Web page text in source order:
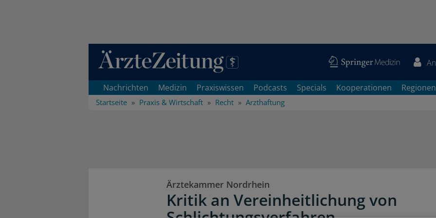
Direkt zum Inhaltsbereich
Nachrichten Medizin Praxiswissen Podcasts Specials Kooperationen Regionen
Startseite Praxis & Wirtschaft Recht Arzthaftung
Ärztekammer Nordrhein
Kritik an Vereinheitlichung von